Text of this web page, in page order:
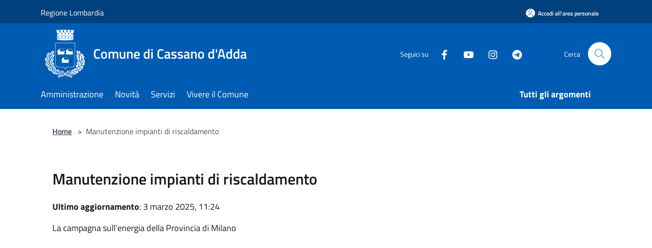
Regione Lombardia Accedi all'area personale
Comune di Cassano d'Adda Seguici su Cerca
Amministrazione Novità Servizi Vivere il Comune Tutti gli argomenti
Home > Manutenzione impianti di riscaldamento
Manutenzione impianti di riscaldamento
Ultimo aggiornamento: 3 marzo 2025, 11:24
La campagna sull’energia della Provincia di Milano